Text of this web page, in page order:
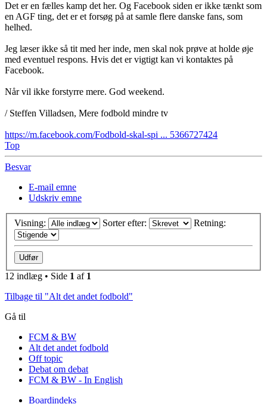
Det er en fælles kamp det her. Og Facebook siden er ikke tænkt som
en AGF ting, det er et forsøg på at samle flere danske fans, som
helhed.
Jeg læser ikke så tit med her inde, men skal nok prøve at holde øje
med eventuel respons. Hvis det er vigtigt kan vi kontaktes på
Facebook.
Når vil ikke forstyrre mere. God weekend.
/ Steffen Villadsen, Mere fodbold mindre tv
https://m.facebook.com/Fodbold-skal-spi ... 5366727424
Top
Besvar
E-mail emne
Udskriv emne
Visning: Sorter efter: Retning:
12 indlæg • Side 1 af 1
Tilbage til "Alt det andet fodbold"
Gå til
FCM & BW
Alt det andet fodbold
Off topic
Debat om debat
FCM & BW - In English
Boardindeks